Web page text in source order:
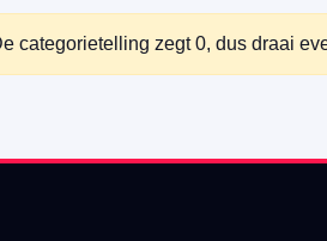
zegt 0, dus draai